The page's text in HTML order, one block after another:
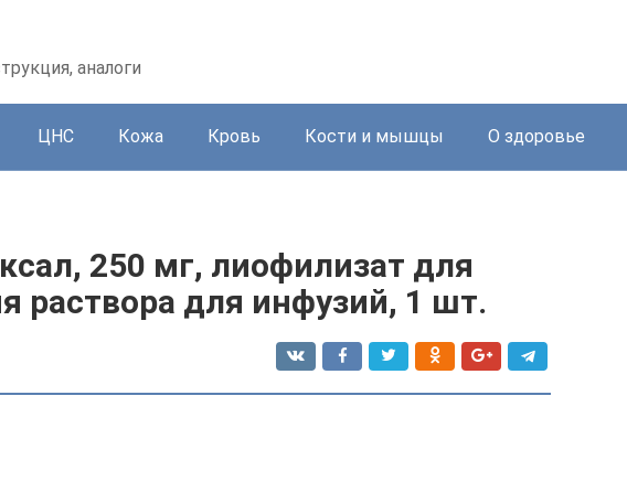
аналоги
ЦНС Кожа Кровь Кости и мышцы О здоровье
250 мг, лиофилизат для
раствора для инфузий, 1 шт.